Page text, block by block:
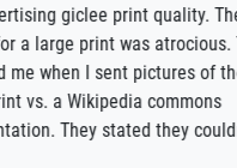
giclee print quality.
a large print was atrocious.
me when I sent pictures of
vs. a Wikipedia commons
They stated they